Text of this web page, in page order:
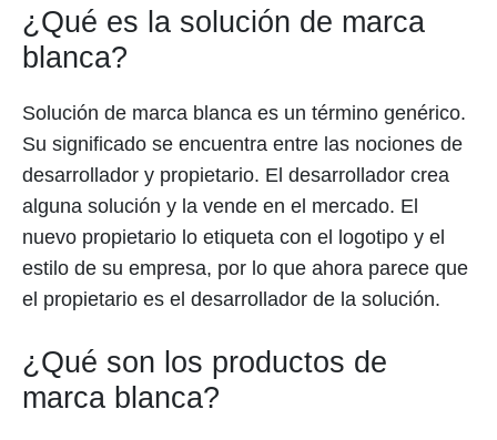
¿Qué es la solución de marca
blanca?
Solución de marca blanca es un término genérico.
Su significado se encuentra entre las nociones de
desarrollador y propietario. El desarrollador crea
alguna solución y la vende en el mercado. El
nuevo propietario lo etiqueta con el logotipo y el
estilo de su empresa, por lo que ahora parece que
el propietario es el desarrollador de la solución.
¿Qué son los productos de
marca blanca?